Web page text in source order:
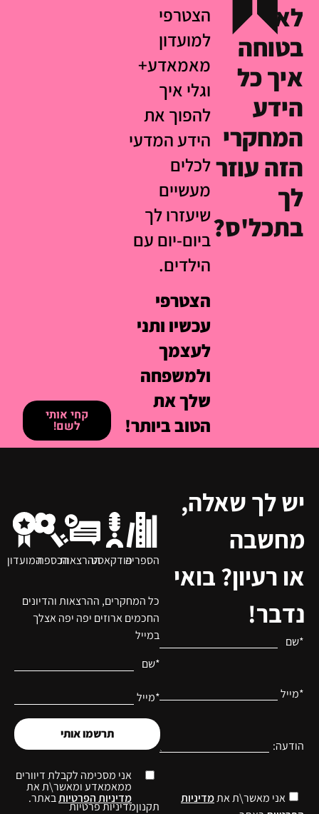
לא
בטוחה
איך כל
הידע
המחקרי
הזה עוזר
לך
בתכל'ס?
הצטרפי
למועדון
מאמאדע+
וגלי איך
להפוך את
הידע המדעי
לכלים
מעשיים
שיעזרו לך
ביום-יום עם
הילדים.
הצטרפי
עכשיו ותני
לעצמך
ולמשפחה
שלך את
הטוב ביותר!
קחי אותי
לשם!
יש לך שאלה,
מחשבה
או רעיון? בואי
נדבר!
*שם
*מייל
הודעה:
אני מאשר\ת אתמדיניות
כל המחקרים, ההרצאות והדיונים
החכמים ארוזים יפה יפה אצלך
במייל
*שם
*מייל
אני מסכימה לקבלת דיוורים
ממאמאדע ומאשר\ת את
מדיניות הפרטיותבאתר.
תרשמו אותי
הספריהפודקאסטההרצאותהכספתהמועדון
תקנוןמדיניות פרטיות